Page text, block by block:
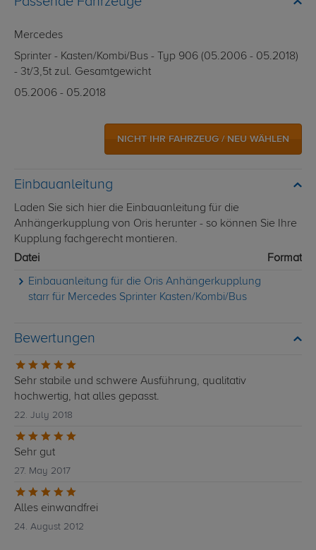
Mercedes
Sprinter - Kasten/Kombi/Bus - Typ 906 (05.2006 - 05.2018)
- 3t/3,5t zul. Gesamtgewicht
05.2006 - 05.2018
NICHT IHR FAHRZEUG / NEU WÄHLEN
Einbauanleitung
Laden Sie sich hier die Einbauanleitung für die
Anhängerkupplung von Oris herunter - so können Sie Ihre
Kupplung fachgerecht montieren.
Datei
Format
Einbauanleitung für die Oris Anhängerkupplung
starr für Mercedes Sprinter Kasten/Kombi/Bus
Bewertungen
Sehr stabile und schwere Ausführung, qualitativ
hochwertig, hat alles gepasst.
22. July 2018
Sehr gut
27. May 2017
Alles einwandfrei
24. August 2012